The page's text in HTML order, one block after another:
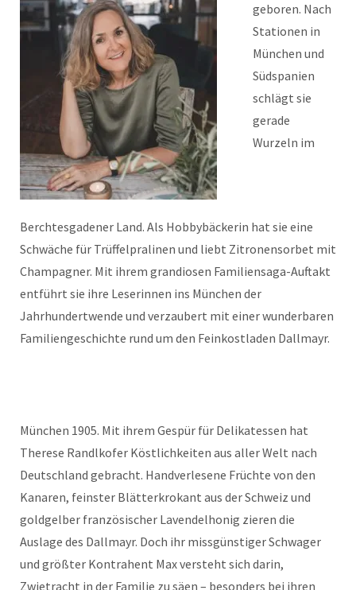
geboren. Nach
Stationen in
München und
Südspanien
schlägt sie
gerade
Wurzeln im
Berchtesgadener Land. Als Hobbybäckerin hat sie eine
Schwäche für Trüffelpralinen und liebt Zitronensorbet mit
Champagner. Mit ihrem grandiosen Familiensaga-Auftakt
entführt sie ihre Leserinnen ins München der
Jahrhundertwende und verzaubert mit einer wunderbaren
Familiengeschichte rund um den Feinkostladen Dallmayr.
München 1905. Mit ihrem Gespür für Delikatessen hat
Therese Randlkofer Köstlichkeiten aus aller Welt nach
Deutschland gebracht. Handverlesene Früchte von den
Kanaren, feinster Blätterkrokant aus der Schweiz und
goldgelber französischer Lavendelhonig zieren die
Auslage des Dallmayr. Doch ihr missgünstiger Schwager
und größter Kontrahent Max versteht sich darin,
Zwietracht in der Familie zu säen – besonders bei ihren